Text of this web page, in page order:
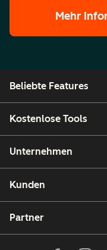
Mehr
Beliebte Features
Kostenlose Tools
Unternehmen
Kunden
Partner